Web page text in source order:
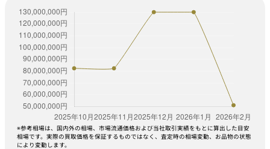
※参考相場は、国内外の相場、市場流通価格および当社取引実績をもとに算出した目安
相場です。実際の買取価格を保証するものではなく、査定時の相場変動、お品物の状態
により変動します。